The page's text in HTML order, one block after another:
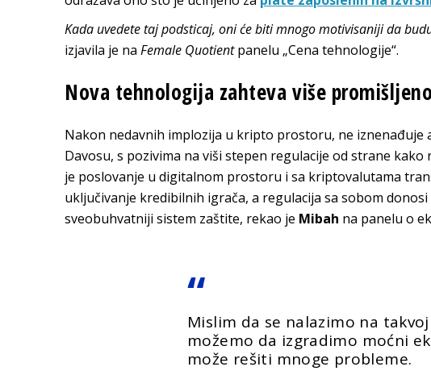
Kada uvedete taj podsticaj, oni će biti mnogo motivisaniji da
izjavila je na Female Quotientpanelu „Cena tehnologije“.
Nova tehnologija zahteva više
Nakon nedavnih implozija u kripto prostoru, ne
Davosu, s pozivima na viši stepen regulacije od strane
je poslovanje u digitalnom prostoru i sa kriptovalutama
uključivanje kredibilnih igrača, a regulacija sa sobom
sveobuhvatniji sistem zaštite, rekao je Mibah na panelu o
Mislim da se nalazimo na
možemo da izgradimo moćni
može rešiti mnoge probleme.